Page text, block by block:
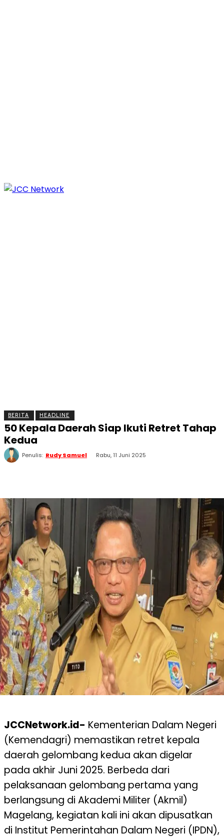
BERITA HEADLINE
50 Kepala Daerah Siap Ikuti Retret Tahap
Kedua
Penulis: Rudy Samuel Rabu, 11 Juni 2025
JCCNetwork.id- Kementerian Dalam Negeri
(Kemendagri) memastikan retret kepala
daerah gelombang kedua akan digelar
pada akhir Juni 2025. Berbeda dari
pelaksanaan gelombang pertama yang
berlangsung di Akademi Militer (Akmil)
Magelang, kegiatan kali ini akan dipusatkan
di Institut Pemerintahan Dalam Negeri (IPDN),